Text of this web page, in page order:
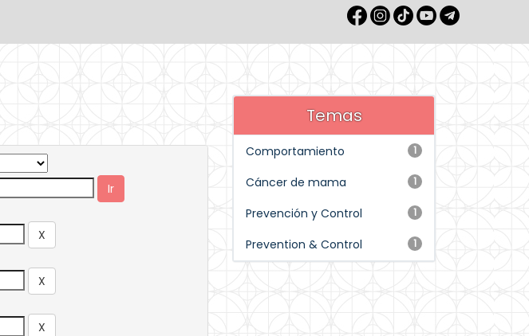
Temas
1
Comportamiento
1
Cáncer de mama
1
Prevención y Control
1
Prevention & Control